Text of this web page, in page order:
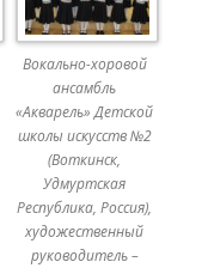
Вокально-хоровой
ансамбль
«Акварель» Детской
школы искусств №2
(Воткинск,
Удмуртская
Республика, Россия),
художественный
руководитель –